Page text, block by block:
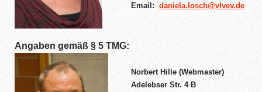
Email: daniela.losch@vlvev.de
Angaben gemäß § 5 TMG:
Norbert Hille (Webmaster)
Adelebser Str. 4 B